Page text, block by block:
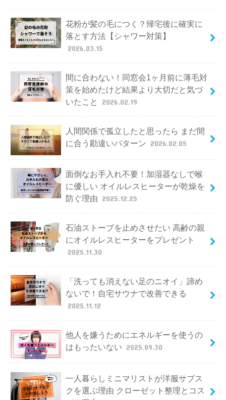
花粉が髪の毛につく？帰宅後に確実に
落とす方法【シャワー対策】
2026.03.15
間に合わない！同窓会1ヶ月前に薄毛対
策を始めたけど結果より大切だと気づ
いたこと
2026.02.19
人間関係で孤立したと思ったら まだ間
に合う勘違いパターン 2026.02.05
面倒なお手入れ不要！加湿器なしで喉
に優しい オイルレスヒーターが乾燥を
防ぐ理由 2025.12.25
石油ストーブを止めさせたい 高齢の親
にオイルレスヒーターをプレゼント
2025.11.30
「洗っても消えない足のニオイ」諦め
ないで！自宅サウナで改善できる
2025.11.12
他人を嫌うためにエネルギーを使うの
はもったいない 2025.09.30
一人暮らしミニマリストが洋服サブス
クを選ぶ理由 クローゼット整理とコス